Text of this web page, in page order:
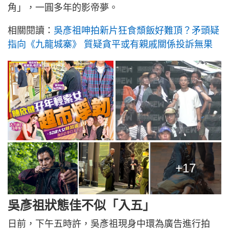
角」，一圓多年的影帝夢。
相關閱讀： 吳彥祖呻拍新片狂食頹飯好難頂？矛頭疑
指向《九龍城寨》 質疑貪平或有親戚關係投訴無果
+17
吳彥祖狀態佳不似「入五」
日前，下午五時許，吳彥祖現身中環為廣告進行拍